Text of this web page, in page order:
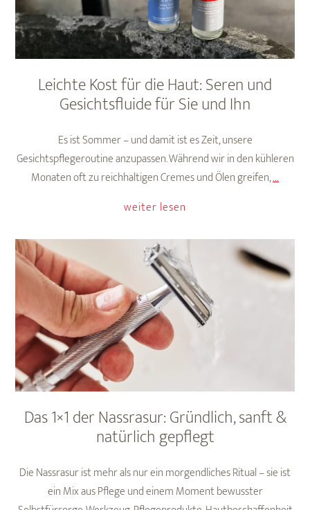
Leichte Kost für die Haut: Seren und
Gesichtsfluide für Sie und Ihn
Es ist Sommer – und damit ist es Zeit, unsere
Gesichtspflegeroutine anzupassen. Während wir in den kühleren
Monaten oft zu reichhaltigen Cremes und Ölen greifen,…Leichte
Seren
weiter lesen
Das 1×1 der Nassrasur: Gründlich, sanft &
natürlich gepflegt
Die Nassrasur ist mehr als nur ein morgendliches Ritual – sie ist
ein Mix aus Pflege und einem Moment bewusster